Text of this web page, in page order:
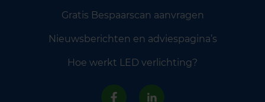
Gratis Bespaarscan aanvragen
Nieuwsberichten en adviespagina’s
Hoe werkt LED verlichting?